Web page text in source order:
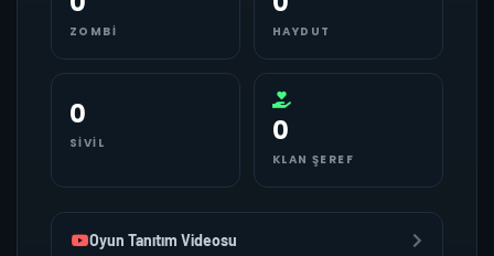
ZOMBI HAYDUT
0
SIVIL 0
KLAN ŞEREF
Oyun Tanıtım Videosu